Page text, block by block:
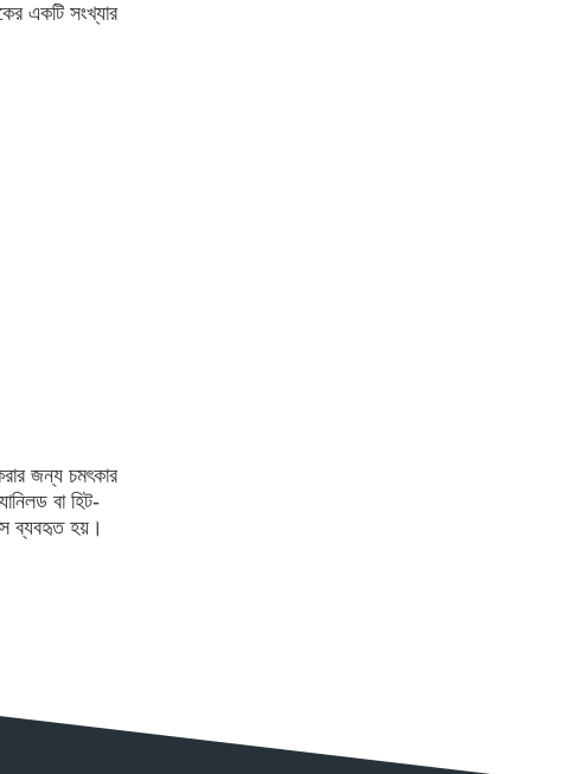
একটি সংখ্যার
জন্য চমৎকার
বা হিট-
ব্যবহৃত হয়।